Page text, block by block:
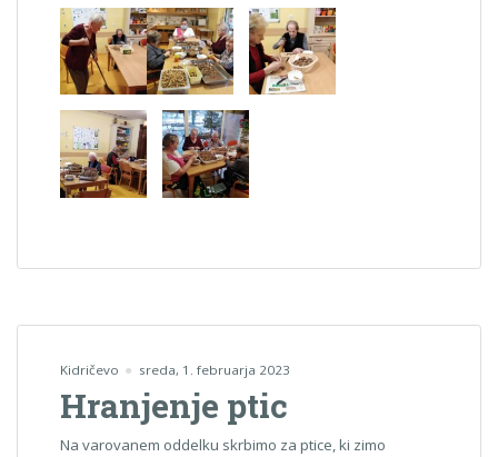
Kidričevo sreda, 1. februarja 2023
Hranjenje ptic
Na varovanem oddelku skrbimo za ptice, ki zimo